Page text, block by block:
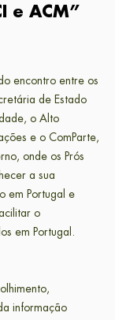
e ACM”
encontro entre os
de Estado
o Alto
e o ComParte,
onde os Prós
a sua
em Portugal e
o
em Portugal.
informação